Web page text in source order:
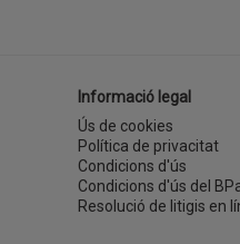
Informació legal
Ús de cookies
Política de privacitat
Condicions d'ús
Condicions d'ús del
Resolució de litigis en